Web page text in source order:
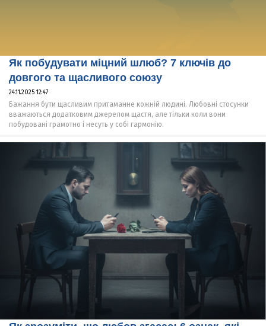
Як побудувати міцний шлюб? 7 ключів до
довгого та щасливого союзу
24.11.2025 12:47
Бажання бути щасливим притаманне кожній людині. Любовні стосунки
вважаються додатковим джерелом щастя, але тільки коли вони
побудовані грамотно і несуть у собі гармонію.